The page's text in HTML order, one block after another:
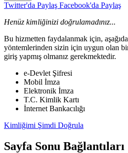
Twitter'da Paylaş Facebook'da Paylaş
Henüz kimliğinizi doğrulamadınız...
Bu hizmetten faydalanmak için,
yöntemlerinden sizin için uygun olan
giriş yapmış olmanız gerekmektedir.
e-Devlet Şifresi
Mobil İmza
Elektronik İmza
T.C. Kimlik Kartı
İnternet Bankacılığı
Kimliğimi Şimdi Doğrula
Sayfa Sonu Bağlantıları